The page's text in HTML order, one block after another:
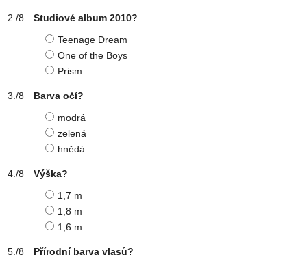
Studiové album 2010?
Teenage Dream
One of the Boys
Prism
Barva očí?
modrá
zelená
hnědá
Výška?
1,7 m
1,8 m
1,6 m
Přírodní barva vlasů?